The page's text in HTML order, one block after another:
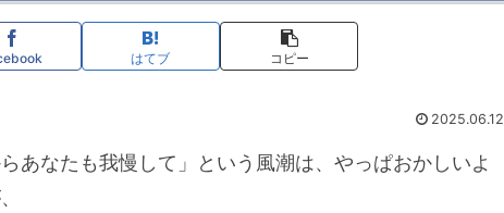
はてブ コピー
2025.06.12
あなたも我慢して」という風潮は、やっぱおかしいよ